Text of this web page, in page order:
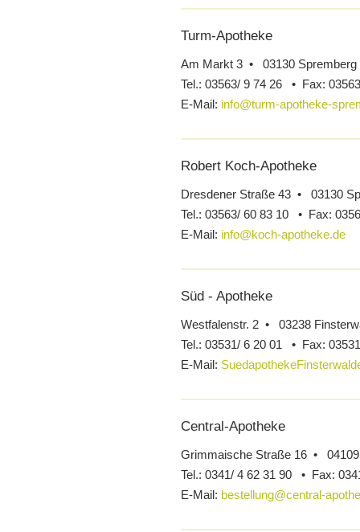
Turm-Apotheke
Am Markt 3 • 03130 Spremberg
Tel.: 03563/ 9 74 26 • Fax:
E-Mail: info@turm-apotheke-
Robert Koch-Apotheke
Dresdener Straße 43 • 03130
Tel.: 03563/ 60 83 10 • Fax:
E-Mail: info@koch-apotheke.de
Süd - Apotheke
Westfalenstr. 2 • 03238
Tel.: 03531/ 6 20 01 • Fax:
E-Mail:
Central-Apotheke
Grimmaische Straße 16 •
Tel.: 0341/ 4 62 31 90 • Fax:
E-Mail: bestellung@central-